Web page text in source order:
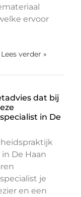
ervoor
verder »
dat bij
in De
De Haan
je
en een